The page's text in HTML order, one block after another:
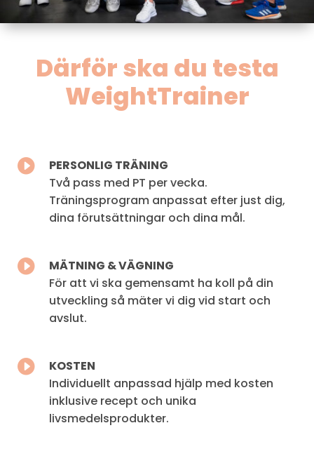
Därför ska du testa
WeightTrainer

PERSONLIG TRÄNING
Två pass med PT per vecka.
Träningsprogram anpassat efter just dig,
dina förutsättningar och dina mål.

MÄTNING & VÄGNING
För att vi ska gemensamt ha koll på din
utveckling så mäter vi dig vid start och
avslut.

KOSTEN
Individuellt anpassad hjälp med kosten
inklusive recept och unika
livsmedelsprodukter.